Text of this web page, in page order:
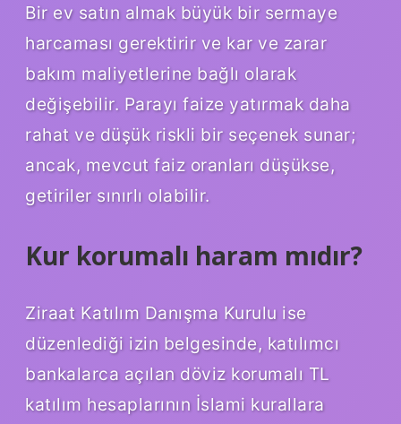
Bir ev satın almak büyük bir sermaye
harcaması gerektirir ve kar ve zarar
bakım maliyetlerine bağlı olarak
değişebilir. Parayı faize yatırmak daha
rahat ve düşük riskli bir seçenek sunar;
ancak, mevcut faiz oranları düşükse,
getiriler sınırlı olabilir.
Kur korumalı haram mıdır?
Ziraat Katılım Danışma Kurulu ise
düzenlediği izin belgesinde, katılımcı
bankalarca açılan döviz korumalı TL
katılım hesaplarının İslami kurallara